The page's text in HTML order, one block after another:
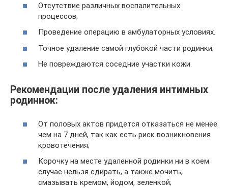
Отсутствие различных воспалительных
процессов;
Проведение операцию в амбулаторных условиях.
Точное удаление самой глубокой части родинки;
Не повреждаются соседние участки кожи.
Рекомендации после удаления интимных
родиннок:
От половых актов придется отказаться не менее
чем на 7 дней, так как есть риск возникновения
кровотечения;
Корочку на месте удаленной родинки ни в коем
случае нельзя сдирать, а также мочить,
смазывать кремом, йодом, зеленкой;